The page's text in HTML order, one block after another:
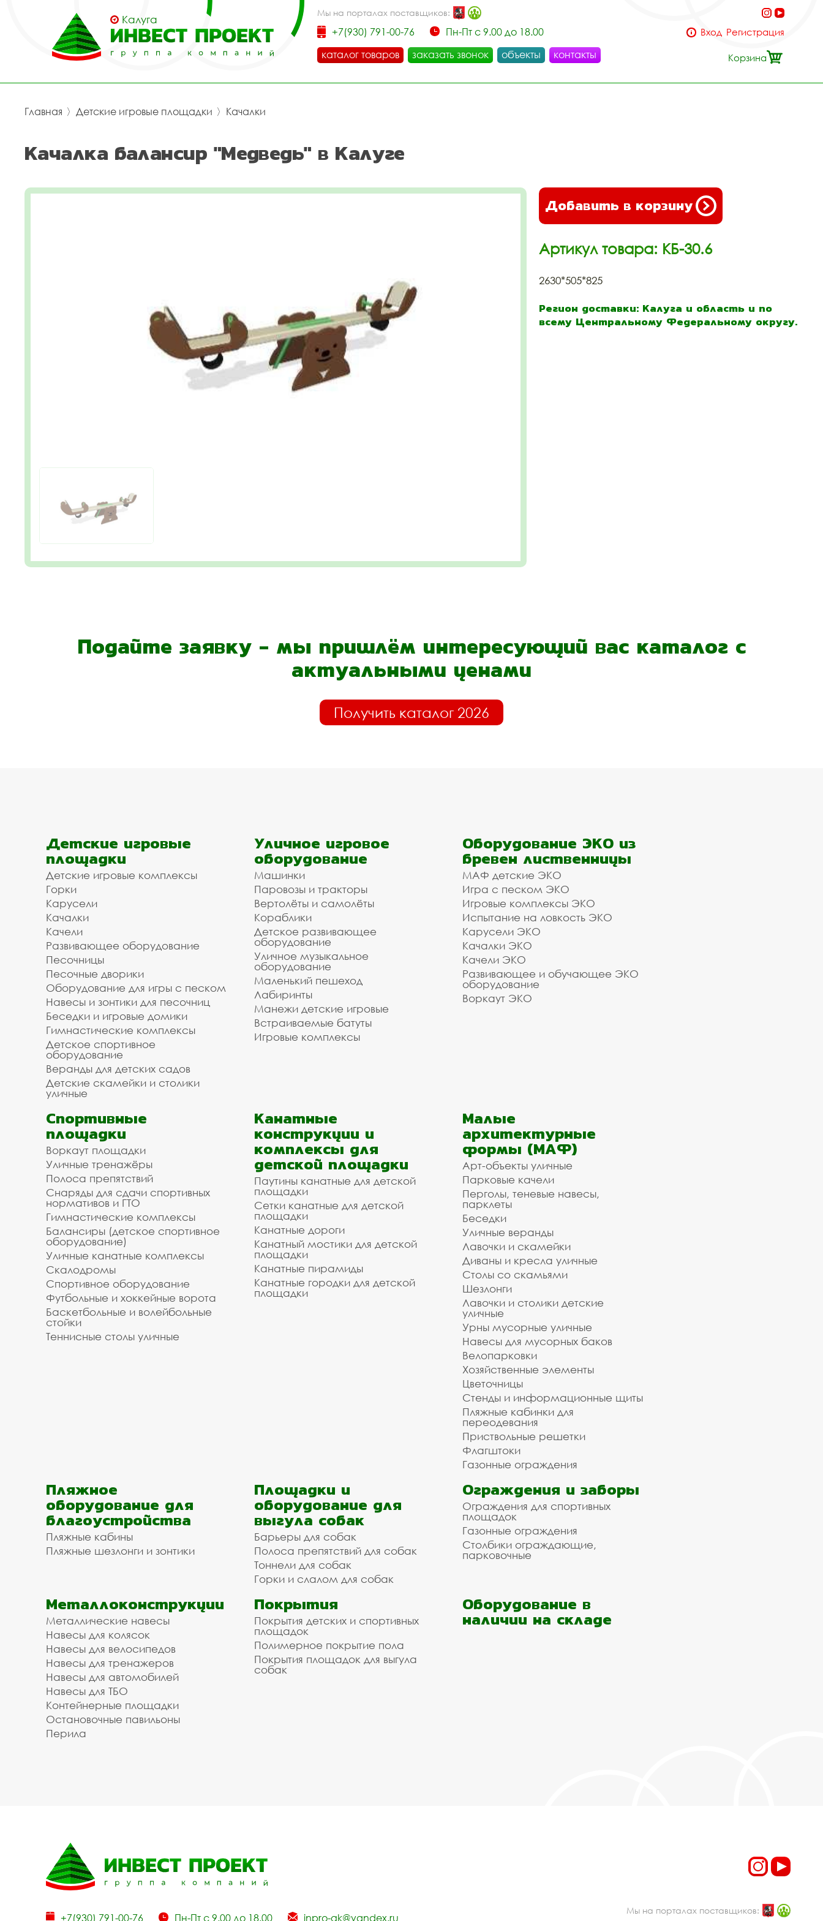
Калуга
Мы на порталах поставщиков:
+7(930) 791-00-76
Пн-Пт с 9.00 до 18.00
каталог товаров
заказать звонок объекты контакты
Вход Регистрация
Корзина
Главная 〉 Детские игровые площадки 〉 Качалки
Качалка балансир "Медведь" в Калуге
Добавить в корзину
Артикул товара: КБ-30.6
2630*505*825
Регион доставки: Калуга и область и по
всему Центральному Федеральному округу.
Подайте заявку - мы пришлём интересующий вас каталог с
актуальными ценами
Получить каталог 2026
Детские игровые
площадки
Детские игровые комплексы
Горки
Карусели
Качалки
Качели
Развивающее оборудование
Песочницы
Песочные дворики
Оборудование для игры с песком
Навесы и зонтики для песочниц
Беседки и игровые домики
Гимнастические комплексы
Детское спортивное
оборудование
Веранды для детских садов
Детские скамейки и столики
уличные
Уличное игровое
оборудование
Машинки
Паровозы и тракторы
Вертолёты и самолёты
Кораблики
Детское развивающее
оборудование
Уличное музыкальное
оборудование
Маленький пешеход
Лабиринты
Манежи детские игровые
Встраиваемые батуты
Игровые комплексы
Оборудование ЭКО из
бревен лиственницы
МАФ детские ЭКО
Игра с песком ЭКО
Игровые комплексы ЭКО
Испытание на ловкость ЭКО
Карусели ЭКО
Качалки ЭКО
Качели ЭКО
Развивающее и обучающее ЭКО
оборудование
Воркаут ЭКО
Спортивные
площадки
Воркаут площадки
Уличные тренажёры
Полоса препятствий
Снаряды для сдачи спортивных
нормативов и ГТО
Гимнастические комплексы
Балансиры (детское спортивное
оборудование)
Уличные канатные комплексы
Скалодромы
Спортивное оборудование
Футбольные и хоккейные ворота
Баскетбольные и волейбольные
стойки
Теннисные столы уличные
Канатные
конструкции и
комплексы для
детской площадки
Паутины канатные для детской
площадки
Сетки канатные для детской
площадки
Канатные дороги
Канатный мостики для детской
площадки
Канатные пирамиды
Канатные городки для детской
площадки
Малые
архитектурные
формы (МАФ)
Арт-объекты уличные
Парковые качели
Перголы, теневые навесы,
парклеты
Беседки
Уличные веранды
Лавочки и скамейки
Диваны и кресла уличные
Столы со скамьями
Шезлонги
Лавочки и столики детские
уличные
Урны мусорные уличные
Навесы для мусорных баков
Велопарковки
Хозяйственные элементы
Цветочницы
Стенды и информационные щиты
Пляжные кабинки для
переодевания
Приствольные решетки
Флагштоки
Газонные ограждения
Пляжное
оборудование для
благоустройства
Пляжные кабины
Пляжные шезлонги и зонтики
Площадки и
оборудование для
выгула собак
Барьеры для собак
Полоса препятствий для собак
Тоннели для собак
Горки и слалом для собак
Ограждения и заборы
Ограждения для спортивных
площадок
Газонные ограждения
Столбики ограждающие,
парковочные
Металлоконструкции
Металлические навесы
Навесы для колясок
Навесы для велосипедов
Навесы для тренажеров
Навесы для автомобилей
Навесы для ТБО
Контейнерные площадки
Остановочные павильоны
Перила
Покрытия
Покрытия детских и спортивных
площадок
Полимерное покрытие пола
Покрытия площадок для выгула
собак
Оборудование в
наличии на складе
+7(930) 791-00-76 Пн-Пт с 9.00 до 18.00 inpro-gk@yandex.ru
Мы на порталах поставщиков: